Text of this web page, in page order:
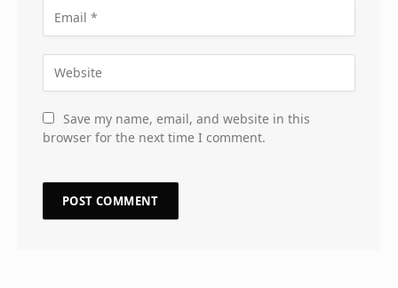
Save my name, email, and website in this
browser for the next time I comment.